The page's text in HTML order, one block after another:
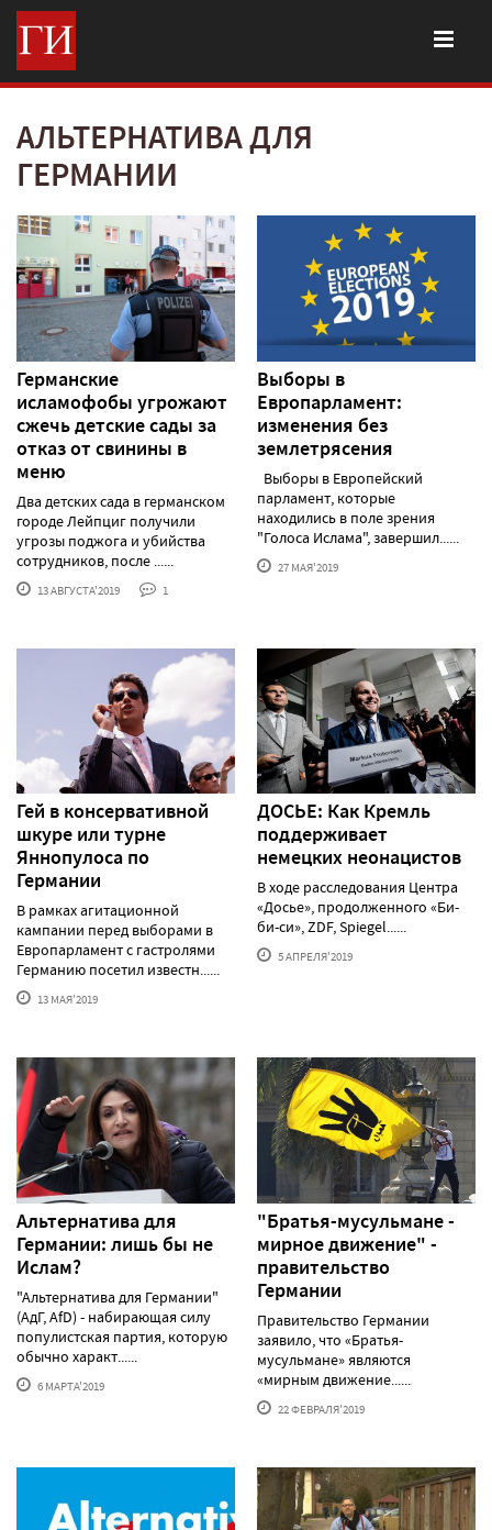
АЛЬТЕРНАТИВА ДЛЯ
ГЕРМАНИИ
Германские
исламофобы угрожают
сжечь детские сады за
отказ от свинины в
меню
Два детских сада в германском
городе Лейпциг получили
угрозы поджога и убийства
сотрудников, после ......
13 АВГУСТА'2019 1
Выборы в
Европарламент:
изменения без
землетрясения
Выборы в Европейский
парламент, которые
находились в поле зрения
"Голоса Ислама", завершил......
27 МАЯ'2019
Гей в консервативной
шкуре или турне
Яннопулоса по
Германии
В рамках агитационной
кампании перед выборами в
Европарламент с гастролями
Германию посетил известн......
13 МАЯ'2019
ДОСЬЕ: Как Кремль
поддерживает
немецких неонацистов
В ходе расследования Центра
«Досье», продолженного «Би-
би-си», ZDF, Spiegel......
5 АПРЕЛЯ'2019
Альтернатива для
Германии: лишь бы не
Ислам?
"Альтернатива для Германии"
(АдГ, AfD) - набирающая силу
популистская партия, которую
обычно характ......
6 МАРТА'2019
"Братья-мусульмане -
мирное движение" -
правительство
Германии
Правительство Германии
заявило, что «Братья-
мусульмане» являются
«мирным движение......
22 ФЕВРАЛЯ'2019